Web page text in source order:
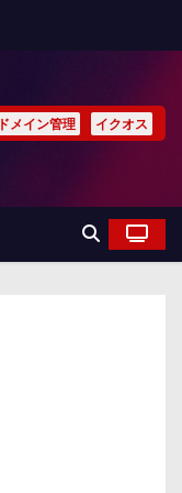
ドメイン管理 イクオス